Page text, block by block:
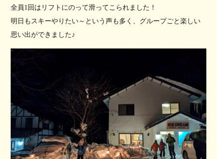
全員1回はリフトにのって滑ってこられました！
明日もスキーやりたい～という声も多く、グループごと楽しい
思い出ができました♪